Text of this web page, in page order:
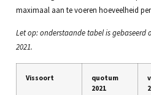
maximaal aan te voeren hoeveelheid
Let op: onderstaande tabel is
2021.
Vissoort
quotum
2021